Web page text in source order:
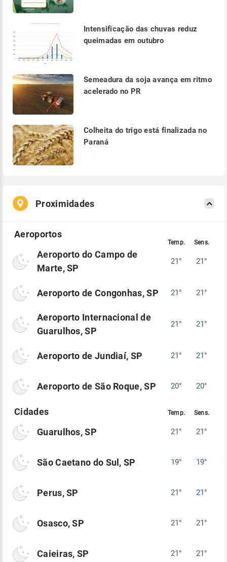
Intensificação das chuvas reduz
queimadas em outubro
Semeadura da soja avança em ritmo
acelerado no PR
Colheita do trigo está finalizada no
Paraná
Proximidades
Aeroporto do Campo de
Marte, SP
21° 21°
Aeroporto de Congonhas, SP 21° 21°
Aeroporto Internacional de
Guarulhos, SP
21° 21°
Aeroporto de Jundiaí, SP 21° 21°
Aeroporto de São Roque, SP 20° 20°
Guarulhos, SP 21° 21°
São Caetano do Sul, SP 19° 19°
Perus, SP 21° 21°
Osasco, SP 21° 21°
Caieiras, SP 21° 21°